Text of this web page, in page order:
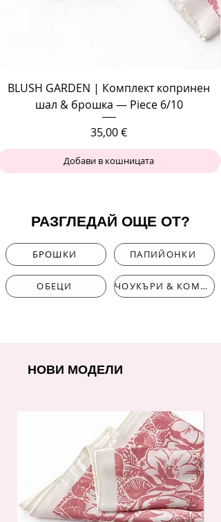
BLUSH GARDEN | Комплект копринен
шал & брошка — Piece 6/10
Цена
35,00 €
Добави в кошницата
РАЗГЛЕДАЙ ОЩЕ ОТ?
БРОШКИ ПАПИЙОНКИ
ОБЕЦИ ЧОУКЪРИ & КОМПЛЕКТИ
НОВИ МОДЕЛИ